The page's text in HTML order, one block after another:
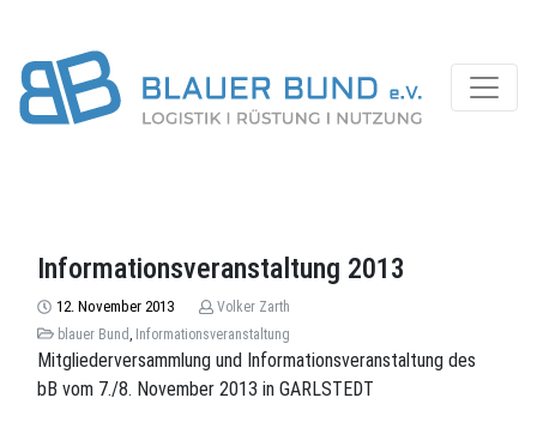
Informationsveranstaltung 2013
12. November 2013
Volker Zarth
blauer Bund Informationsveranstaltung
Mitgliederversammlung und Informationsveranstaltung des
bB vom 7./8. November 2013 in GARLSTEDT